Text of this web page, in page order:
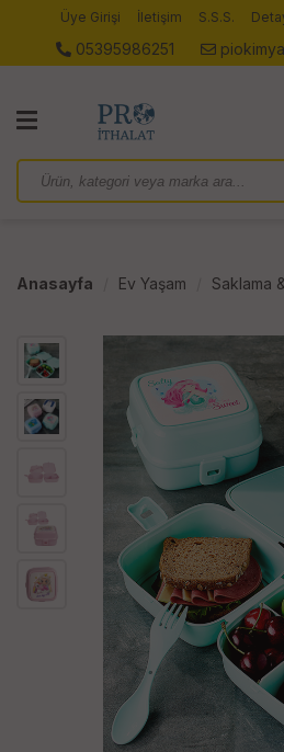
Üye Girişi İletişim S.S.S.
05395986251
Anasayfa Ev Yaşam Saklama